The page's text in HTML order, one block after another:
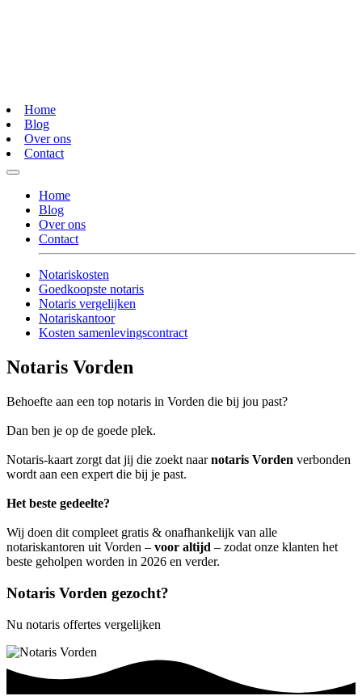
Home
Blog
Over ons
Contact
Home
Blog
Over ons
Contact
Notariskosten
Goedkoopste notaris
Notaris vergelijken
Notariskantoor
Kosten samenlevingscontract
Notaris Vorden
Behoefte aan een top notaris in Vorden die bij jou past?
Dan ben je op de goede plek.
Notaris-kaart zorgt dat jij die zoekt naarnotaris Vorden verbonden
wordt aan een expert die bij je past.
Het beste gedeelte?
Wij doen dit compleet gratis & onafhankelijk van alle
notariskantoren uit Vorden – voor altijd – zodat onze klanten het
beste geholpen worden in 2026 en verder.
Notaris Vorden gezocht?
Nu notaris offertes vergelijken